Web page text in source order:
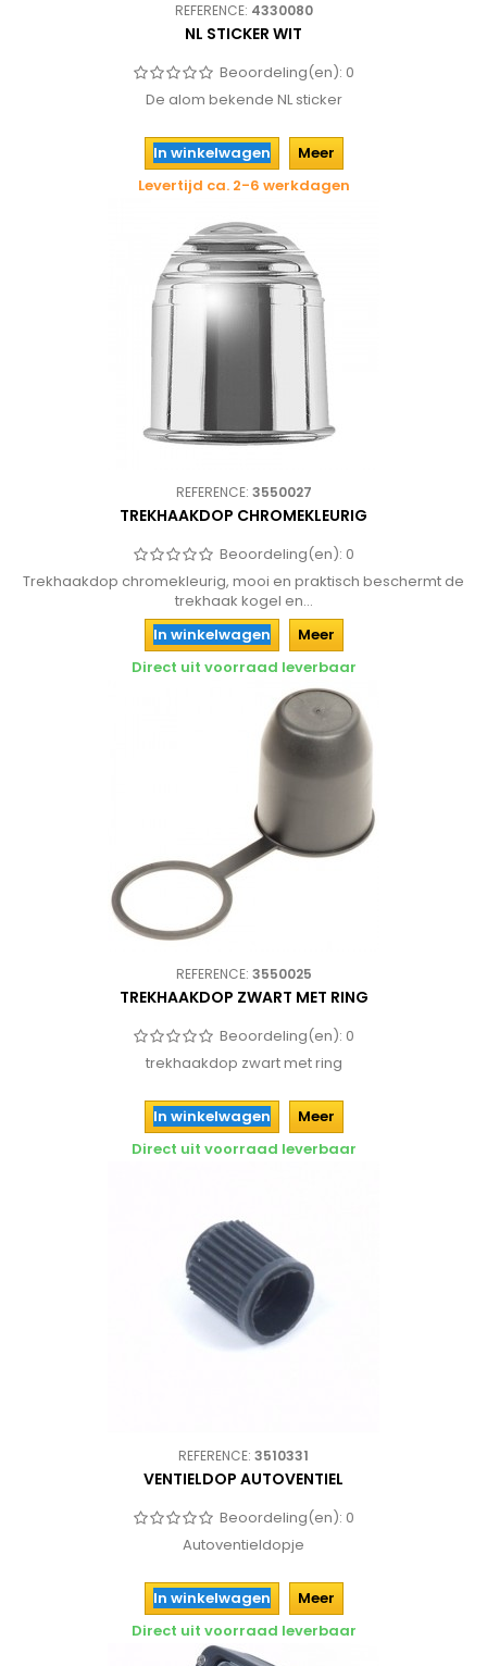
REFERENCE: 4330080
NL STICKER WIT
Beoordeling(en): 0
De alom bekende NL sticker
In winkelwagen
Meer
Levertijd ca. 2-6 werkdagen
REFERENCE: 3550027
TREKHAAKDOP CHROMEKLEURIG
Beoordeling(en): 0
Trekhaakdop chromekleurig, mooi en praktisch beschermt de
trekhaak kogel en...
In winkelwagen
Meer
Direct uit voorraad leverbaar
REFERENCE: 3550025
TREKHAAKDOP ZWART MET RING
Beoordeling(en): 0
trekhaakdop zwart met ring
In winkelwagen
Meer
Direct uit voorraad leverbaar
REFERENCE: 3510331
VENTIELDOP AUTOVENTIEL
Beoordeling(en): 0
Autoventieldopje
In winkelwagen
Meer
Direct uit voorraad leverbaar